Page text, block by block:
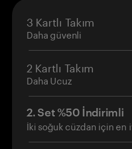
3 Kartlı Takım
Daha güvenli
2 Kartlı Takım
Daha Ucuz
2. Set %50 İndirimli
İki soğuk cüzdan için en